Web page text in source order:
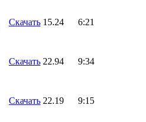
Скачать 15.24 6:21
Скачать 22.94 9:34
Скачать 22.19 9:15